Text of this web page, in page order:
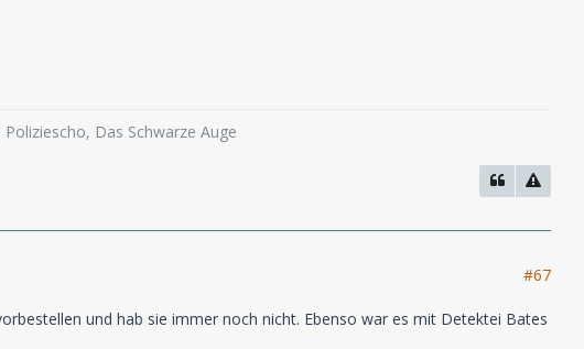
Das Schwarze Auge
#67
und hab sie immer noch nicht. Ebenso war es mit Detektei Bates